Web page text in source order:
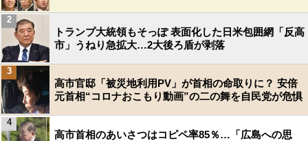
トランプ大統領もそっぽ 表面化した日米包囲網「反高
市」うねり急拡大…2大後ろ盾が剥落
2
高市官邸「被災地利用PV」が首相の命取りに？ 安倍
元首相“コロナおこもり動画”の二の舞を自民党が危惧
3
高市首相のあいさつはコピペ率85％…「広島への思
4